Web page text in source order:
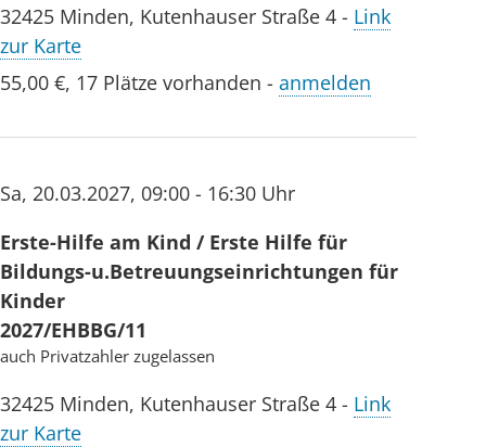
32425 Minden, Kutenhauser Straße 4 - Link
zur Karte
55,00 €, 17 Plätze vorhanden - anmelden
Sa, 20.03.2027, 09:00 - 16:30 Uhr
Erste-Hilfe am Kind / Erste Hilfe für
Bildungs-u.Betreuungseinrichtungen für
Kinder
2027/EHBBG/11
auch Privatzahler zugelassen
32425 Minden, Kutenhauser Straße 4 - Link
zur Karte